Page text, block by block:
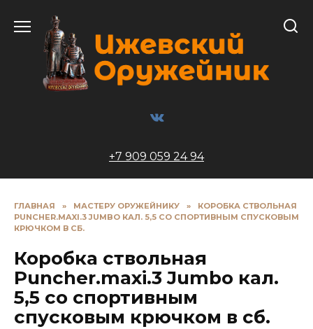
содержанию
+7 909 059 24 94
ГЛАВНАЯ » МАСТЕРУ ОРУЖЕЙНИКУ »
КОРОБКА СТВОЛЬНАЯ
PUNCHER.MAXI.3 JUMBO КАЛ. 5,5 СО СПОРТИВНЫМ СПУСКОВЫМ
КРЮЧКОМ В СБ.
Коробка ствольная
Puncher.maxi.3 Jumbo кал.
5,5 со спортивным
спусковым крючком в сб.